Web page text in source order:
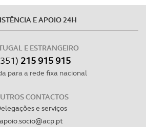
E APOIO 24H
E ESTRANGEIRO
215 915 915
para a rede fixa nacional
CONTACTOS
e serviços
apoio.socio@acp.pt